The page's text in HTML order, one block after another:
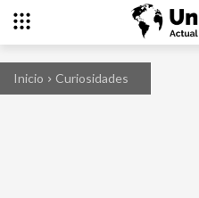
Inicio Curiosidades